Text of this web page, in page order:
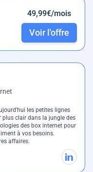
49,99€/mois
Voir l'offre
les petites lignes
plus clair dans la jungle des
des box internet pour
à vos besoins.
affaires.